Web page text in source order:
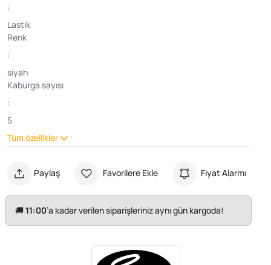
:
Lastik
Renk
:
siyah
Kaburga sayısı
:
5
Tüm özellikler
Paylaş Favorilere Ekle Fiyat Alarmı
🚚11:00’a kadar verilen siparişleriniz aynı gün kargoda!